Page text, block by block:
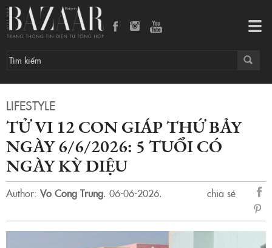
LIFESTYLE
TỬ VI 12 CON GIÁP THỨ BẢY
NGÀY 6/6/2026: 5 TUỔI CÓ
NGÀY KỲ DIỆU
Author: Vo Cong Trung. 06-06-2026.
chia sẻ
sẻ